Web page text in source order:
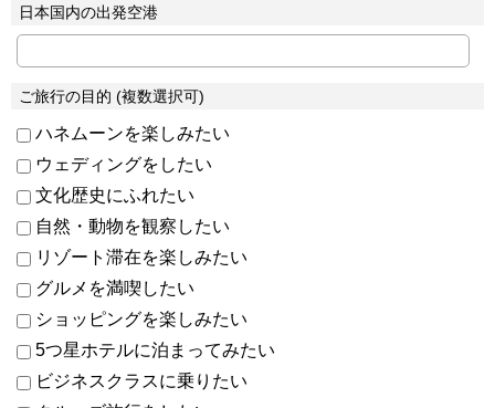
日本国内の出発空港
ご旅行の目的 (複数選択可)
ハネムーンを楽しみたい
ウェディングをしたい
文化歴史にふれたい
自然・動物を観察したい
リゾート滞在を楽しみたい
グルメを満喫したい
ショッピングを楽しみたい
5つ星ホテルに泊まってみたい
ビジネスクラスに乗りたい